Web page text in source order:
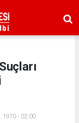
- 02:00